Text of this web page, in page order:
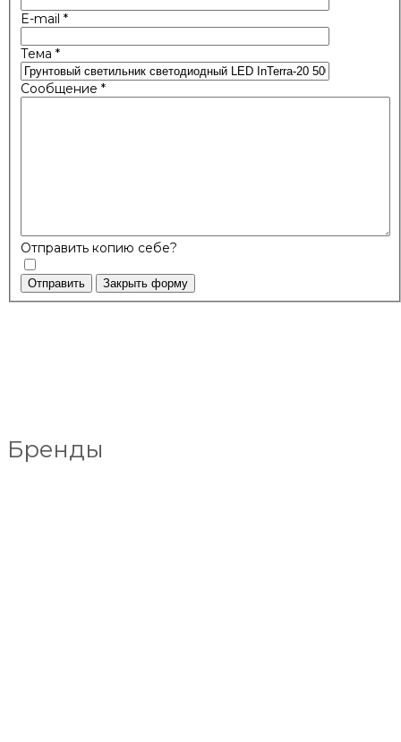
E-mail *
Тема *
Сообщение *
Отправить копию себе?
Отправить Закрыть форму
Бренды